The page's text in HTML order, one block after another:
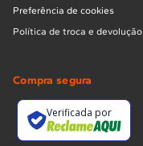
Preferência de cookies
Política de troca e devolução
Compra segura
Verificada por